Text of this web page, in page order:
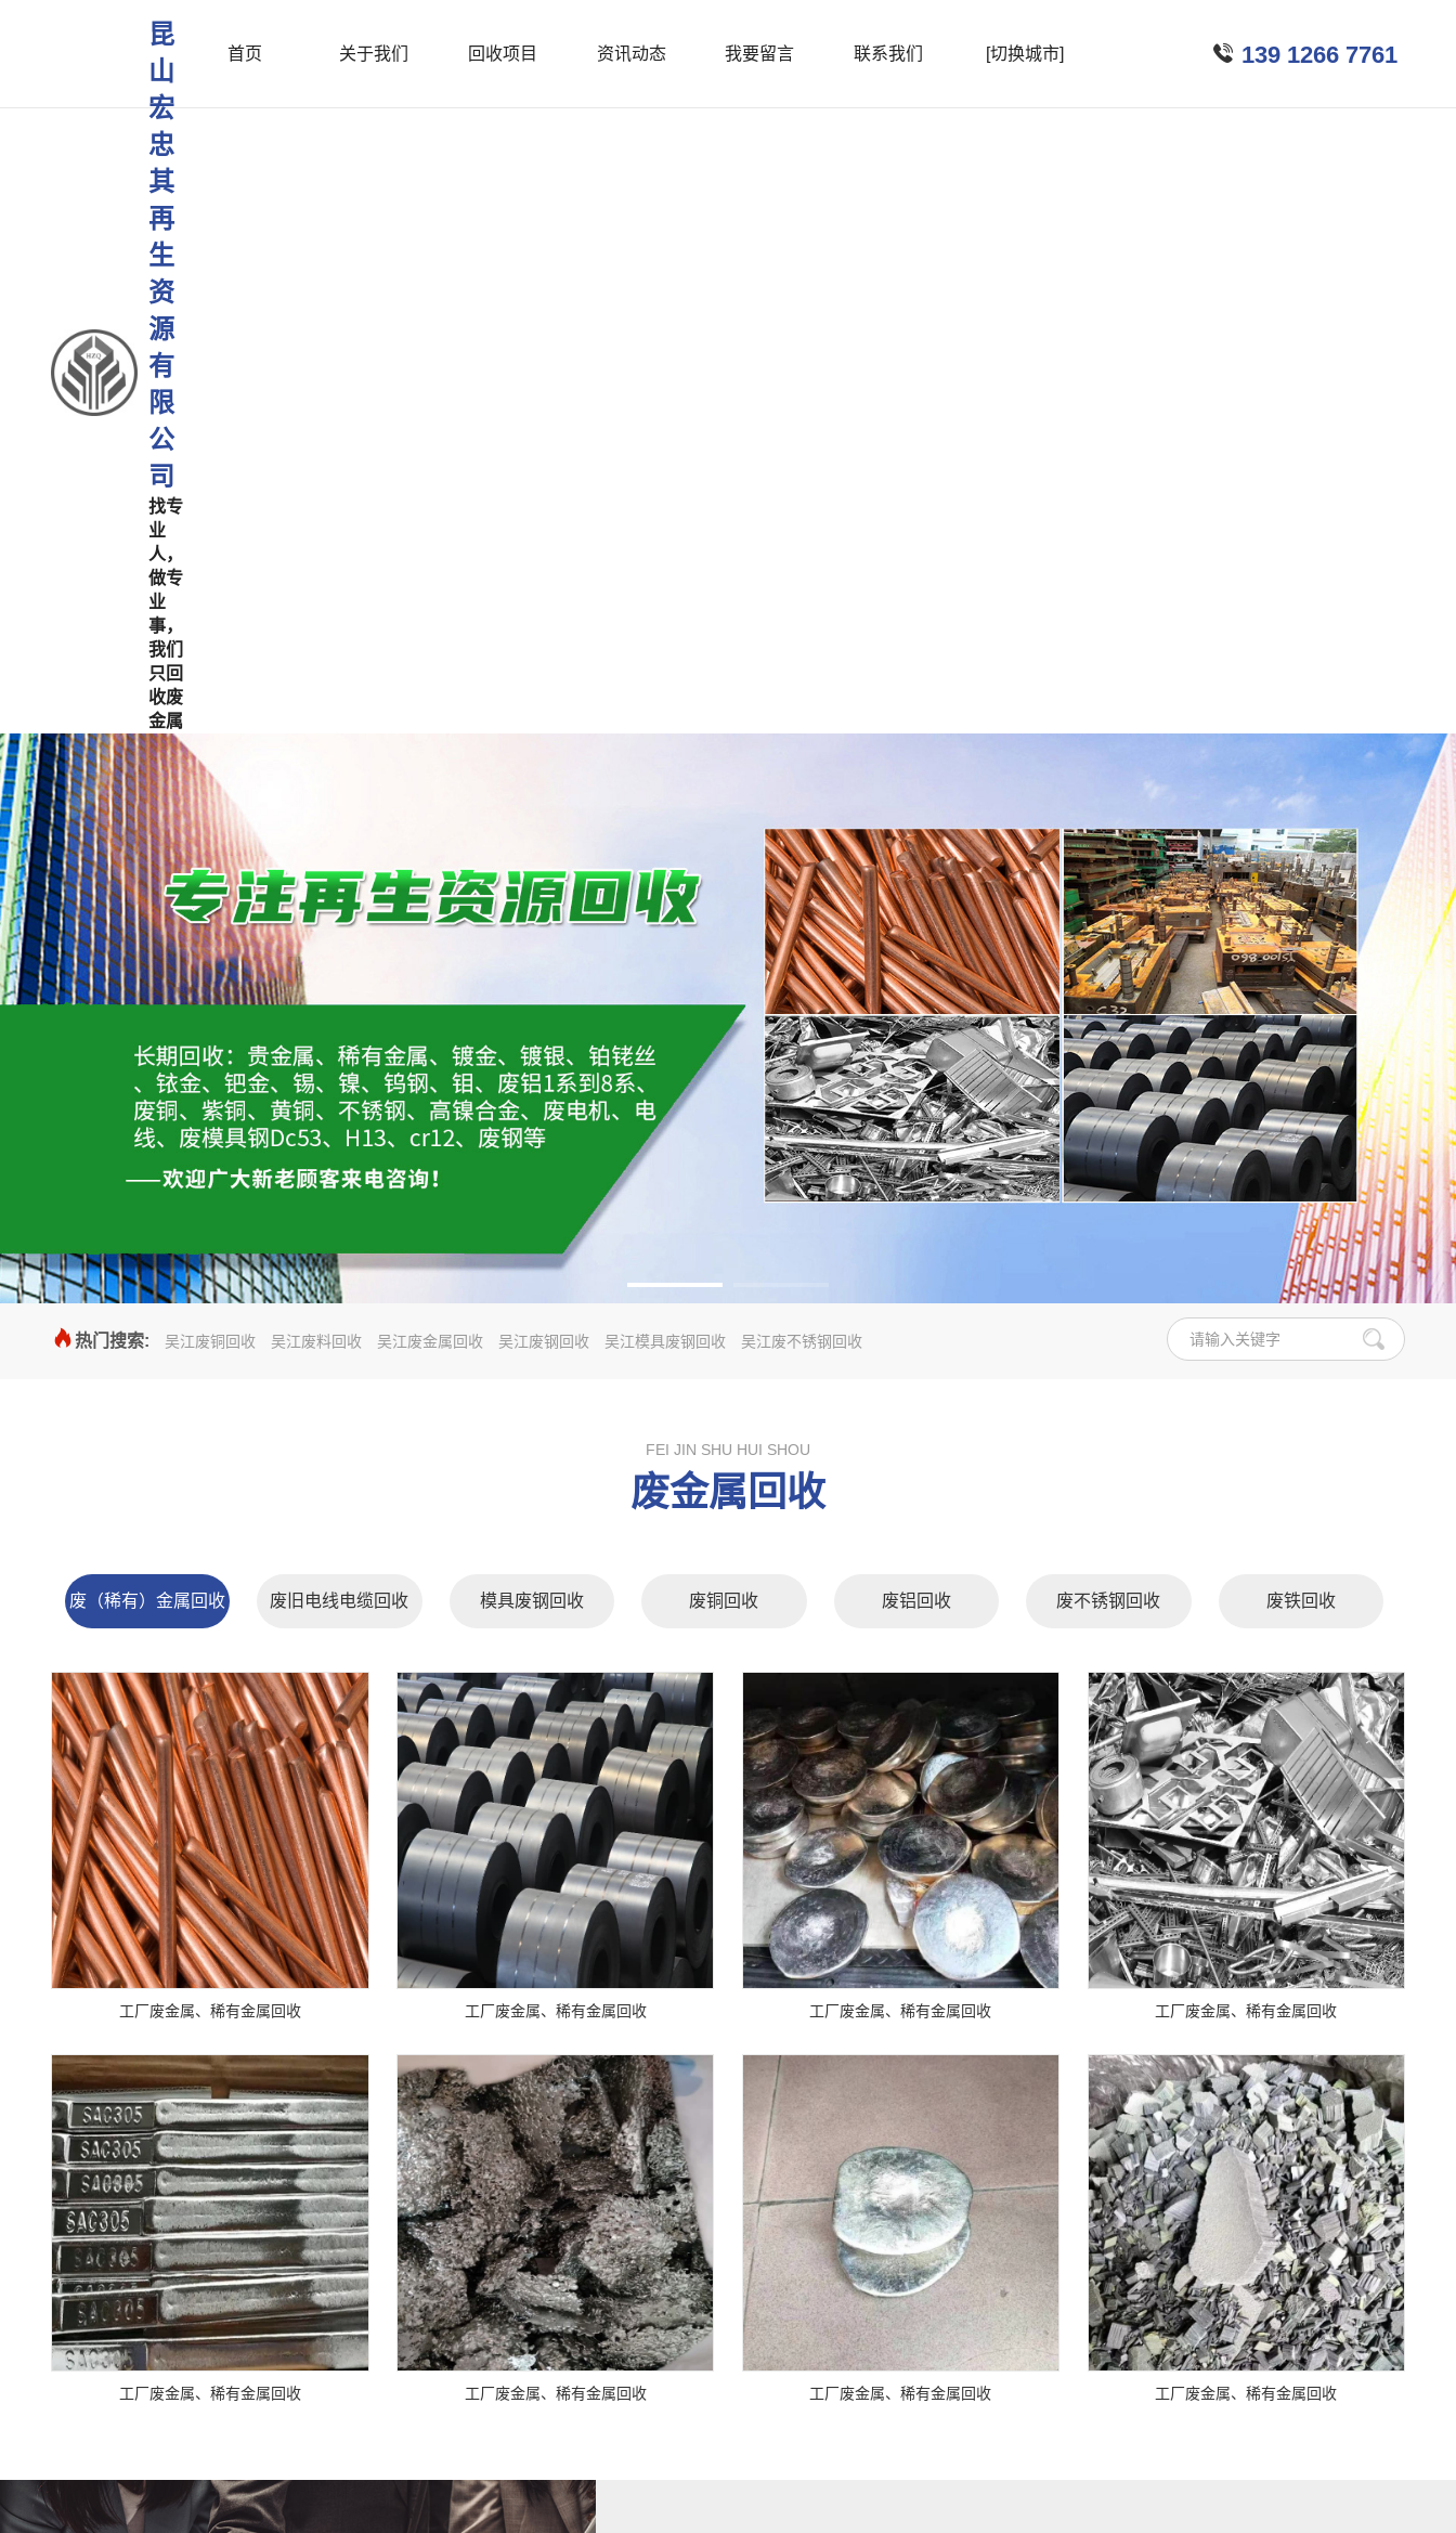
昆
山
宏
忠
其
再
生
资
源
有
限
公
司
找专
业
人，
做专
业
事，
我们
只回
收废
金属
首页 关于我们 回收项目 资讯动态 我要留言 联系我们 [切换城市]  139 1266 7761
热门搜索: 吴江废铜回收 吴江废料回收 吴江废金属回收 吴江废钢回收 吴江模具废钢回收 吴江废不锈钢回收
FEI JIN SHU HUI SHOU
废金属回收
废（稀有）金属回收 废旧电线电缆回收 模具废钢回收 废铜回收 废铝回收 废不锈钢回收 废铁回收
工厂废金属、稀有金属回收 工厂废金属、稀有金属回收 工厂废金属、稀有金属回收 工厂废金属、稀有金属回收
工厂废金属、稀有金属回收 工厂废金属、稀有金属回收 工厂废金属、稀有金属回收 工厂废金属、稀有金属回收